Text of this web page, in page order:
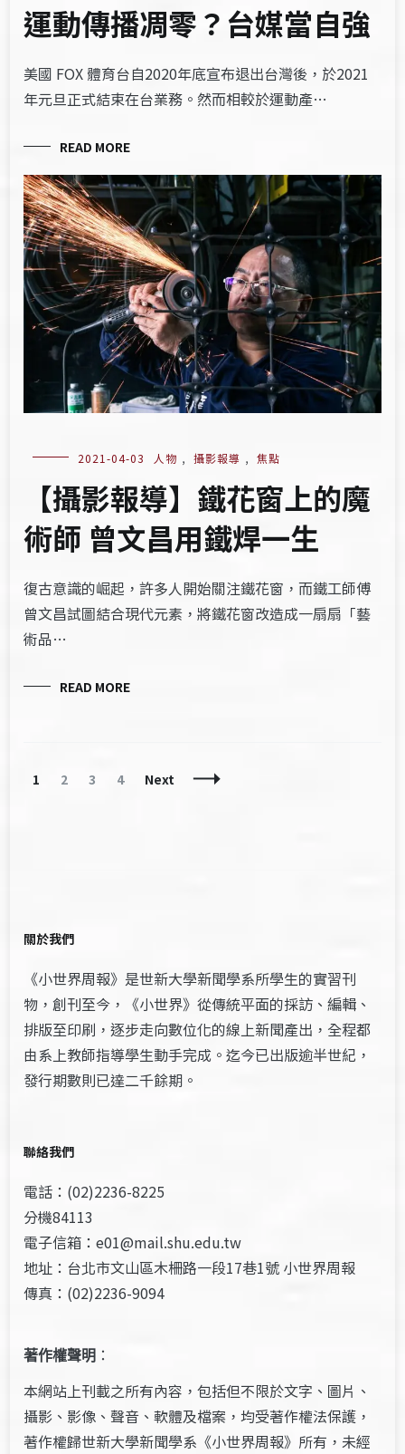
運動傳播凋零？台媒當自強
美國 FOX 體育台自2020年底宣布退出台灣後，於2021
年元旦正式結束在台業務。然而相較於運動產…
READ MORE
2021-04-03 人物 , 攝影報導 , 焦點
【攝影報導】鐵花窗上的魔
術師 曾文昌用鐵焊一生
復古意識的崛起，許多人開始關注鐵花窗，而鐵工師傅
曾文昌試圖結合現代元素，將鐵花窗改造成一扇扇「藝
術品…
READ MORE
Posts
Page
1 Page
2 Page
3 Page
4 Next
關於我們
《小世界周報》是世新大學新聞學系所學生的實習刊
物，創刊至今，《小世界》從傳統平面的採訪、編輯、
排版至印刷，逐步走向數位化的線上新聞產出，全程都
由系上教師指導學生動手完成。迄今已出版逾半世紀，
發行期數則已達二千餘期。
聯絡我們
電話：(02)2236-8225
分機84113
電子信箱：e01@mail.shu.edu.tw
地址：台北市文山區木柵路一段17巷1號 小世界周報
傳真：(02)2236-9094
著作權聲明 ：
本網站上刊載之所有內容，包括但不限於文字、圖片、
攝影、影像、聲音、軟體及檔案，均受著作權法保護，
著作權歸世新大學新聞學系《小世界周報》所有，未經